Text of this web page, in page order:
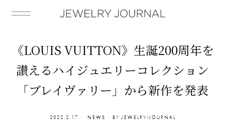
《LOUIS VUITTON》生誕200周年を
讃えるハイジュエリーコレクション
「ブレイヴァリー」から新作を発表
2022.2.17 NEWS BY JEWELRY-JOURNAL